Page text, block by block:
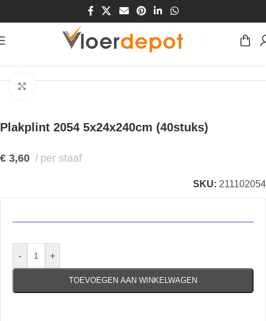
Plakplint 2054 5x24x240cm (40stuks)
€ 3,60 per staaf
SKU: 211102054
- +
TOEVOEGEN AAN WINKELWAGEN